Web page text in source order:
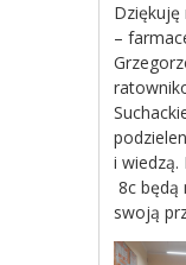
Dziękuję
–
i wiedzą.
8c będą
swoją